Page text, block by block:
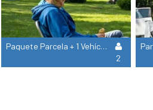
Paquete Parcela + 1 Vehículo + Tienda
2